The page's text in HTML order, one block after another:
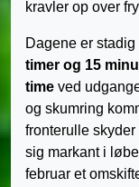
kravler op over
Dagene er
timer og 15
time ved
og skumring
fronterulle
sig markant i
februar et